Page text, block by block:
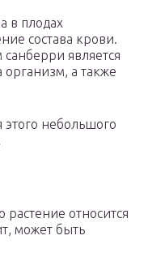
в плодах
состава крови.
является
организм, а также
этого небольшого
растение относится
может быть